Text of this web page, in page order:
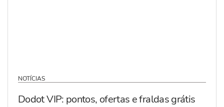
NOTÍCIAS
Dodot VIP: pontos, ofertas e fraldas grátis